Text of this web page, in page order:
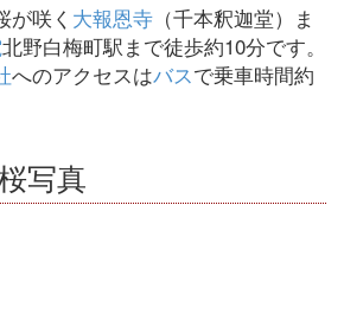
が咲く 大報恩寺 （千本釈迦堂）ま
北野白梅町駅まで徒歩約10分です。
へのアクセスはバスで乗車時間約
写真